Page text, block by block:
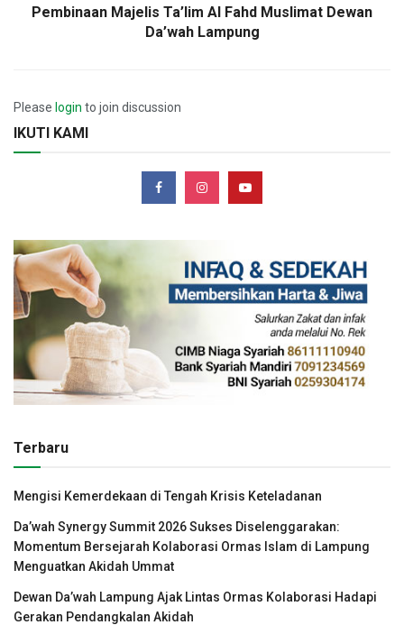
Pembinaan Majelis Ta’lim Al Fahd Muslimat Dewan
Da’wah Lampung
Please login to join discussion
IKUTI KAMI
Terbaru
Mengisi Kemerdekaan di Tengah Krisis Keteladanan
Da’wah Synergy Summit 2026 Sukses Diselenggarakan:
Momentum Bersejarah Kolaborasi Ormas Islam di Lampung
Menguatkan Akidah Ummat
Dewan Da’wah Lampung Ajak Lintas Ormas Kolaborasi Hadapi
Gerakan Pendangkalan Akidah